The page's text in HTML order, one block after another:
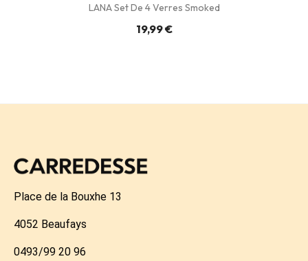
LANA Set De 4 Verres Smoked
19,99 €
Place de la Bouxhe 13
4052 Beaufays
0493/99 20 96